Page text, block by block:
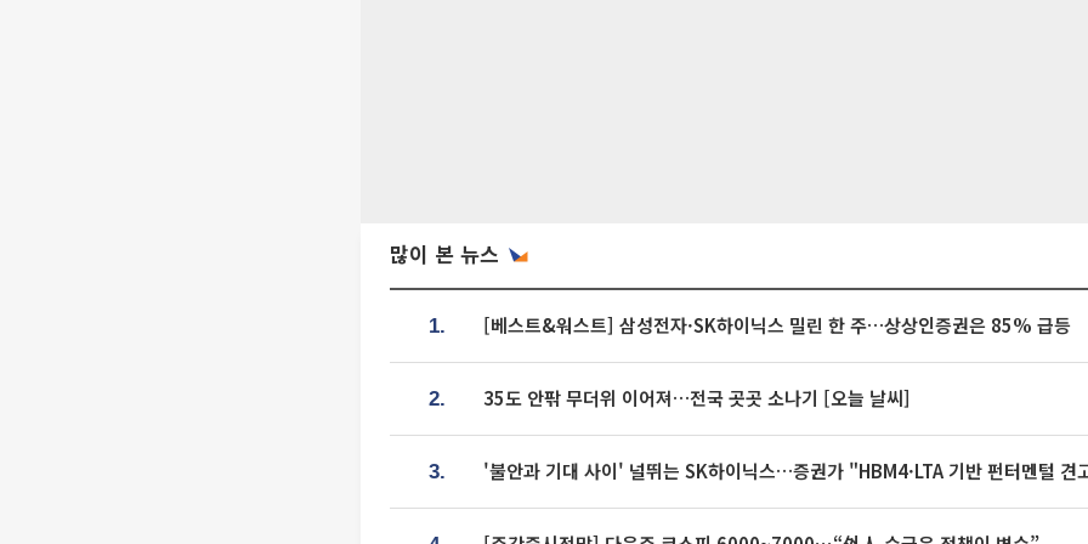
많이 본 뉴스
1. [베스트&워스트] 삼성전자·SK하이닉스 밀린 한 주…상상인증권은 85% 급등
2. 35도 안팎 무더위 이어져…전국 곳곳 소나기 [오늘 날씨]
3. '불안과 기대 사이' 널뛰는 SK하이닉스…증권가 "HBM4·LTA 기반 펀터멘털 견